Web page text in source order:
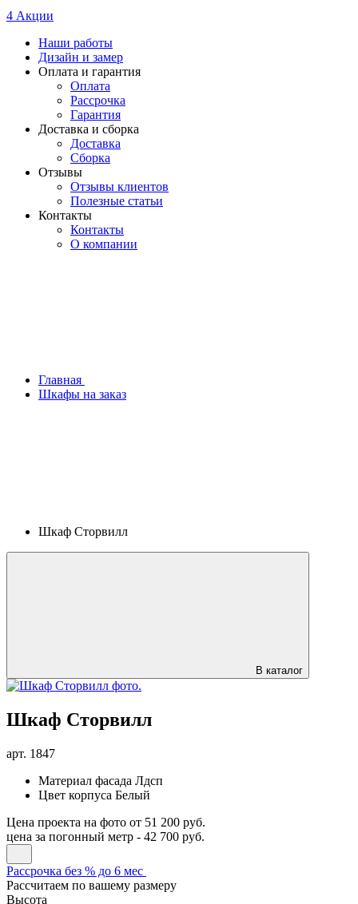
4 Акции
Наши работы
Дизайн и замер
Оплата и гарантия
Оплата
Рассрочка
Гарантия
Доставка и сборка
Доставка
Сборка
Отзывы
Отзывы клиентов
Полезные статьи
Контакты
Контакты
О компании
Главная
Шкафы на заказ
Шкаф Сторвилл
В каталог
Шкаф Сторвилл
арт. 1847
Материал фасада Лдсп
Цвет корпуса Белый
Цена проекта на фото от 51 200 руб.
цена за погонный метр - 42 700 руб.
Рассрочка без % до 6 мес
Рассчитаем по вашему размеру
Высота